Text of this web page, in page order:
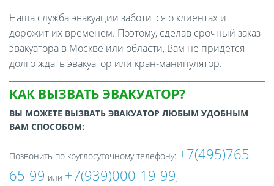
Наша служба эвакуации заботится о клиентах и
дорожит их временем. Поэтому, сделав срочный заказ
эвакуатора в Москве или области, Вам не придется
долго ждать эвакуатор или кран-манипулятор.
КАК ВЫЗВАТЬ ЭВАКУАТОР?
ВЫ МОЖЕТЕ ВЫЗВАТЬ ЭВАКУАТОР ЛЮБЫМ УДОБНЫМ
ВАМ СПОСОБОМ:
Позвонить по круглосуточному телефону: +7(495)765-
65-99 или +7(939)000-19-99;